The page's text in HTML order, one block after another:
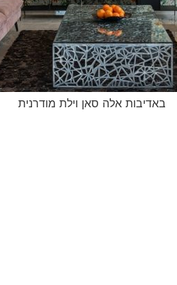
באדיבות אלה סאן וילת מודרנית